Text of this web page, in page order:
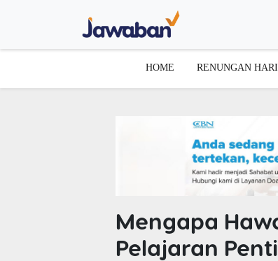
HOME RENUNGAN
Mengapa
Pelajaran